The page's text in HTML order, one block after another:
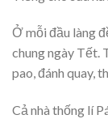
Ở mỗi đầu làng
chung ngày Tết.
pao, đánh quay,
Cả nhà thống lí